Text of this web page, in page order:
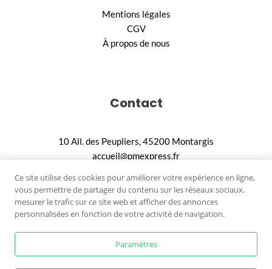
Mentions légales
CGV
À propos de nous
Contact
10 All. des Peupliers, 45200 Montargis
accueil@pmexpress.fr
PM Express. Tous droits réservés.
Ce site utilise des cookies pour améliorer votre expérience en ligne,
vous permettre de partager du contenu sur les réseaux sociaux,
mesurer le trafic sur ce site web et afficher des annonces
personnalisées en fonction de votre activité de navigation.
Paramètres